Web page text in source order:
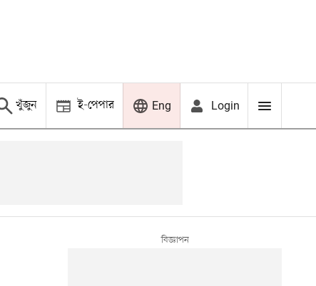
খুঁজুন ই-পেপার Eng Login